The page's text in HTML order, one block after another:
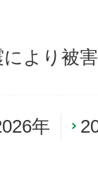
より被
年